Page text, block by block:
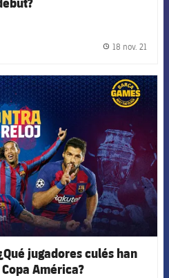
18 nov. 21
FCB Barcelona badge
jugadores culés han
América?